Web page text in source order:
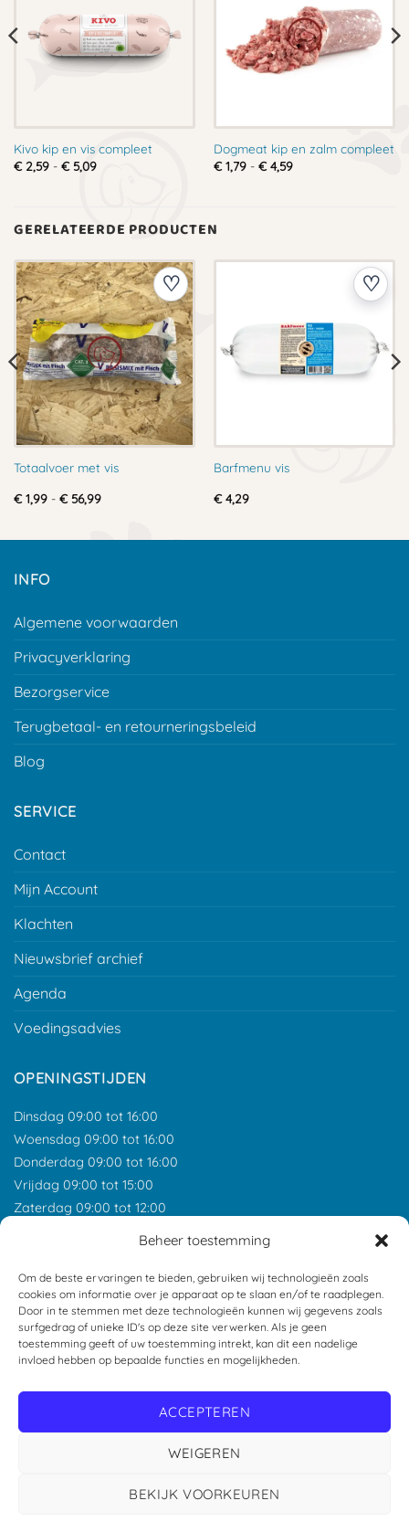
Beheer toestemming
Om de beste ervaringen te bieden, gebruiken wij technologieën zoals
cookies om informatie over je apparaat op te slaan en/of te raadplegen.
Door in te stemmen met deze technologieën kunnen wij gegevens zoals
surfgedrag of unieke ID's op deze site verwerken. Als je geen
toestemming geeft of uw toestemming intrekt, kan dit een nadelige
invloed hebben op bepaalde functies en mogelijkheden.
ACCEPTEREN
WEIGEREN
BEKIJK VOORKEUREN
Kivo kip en vis compleet
€2,59 - €5,09Prijsklasse:
Dogmeat kip en zalm compleet
€1,79 - €4,59Prijsklasse:
GERELATEERDE PRODUCTEN
Totaalvoer met vis
€1,99 - €56,99Prijsklasse:
Barfmenu vis
€4,29
INFO
Algemene voorwaarden
Privacyverklaring
Bezorgservice
Terugbetaal- en retourneringsbeleid
Blog
SERVICE
Contact
Mijn Account
Klachten
Nieuwsbrief archief
Agenda
Voedingsadvies
OPENINGSTIJDEN
Dinsdag 09:00 tot 16:00
Woensdag 09:00 tot 16:00
Donderdag 09:00 tot 16:00
Vrijdag 09:00 tot 15:00
Zaterdag 09:00 tot 12:00
ONZE RECENSIES